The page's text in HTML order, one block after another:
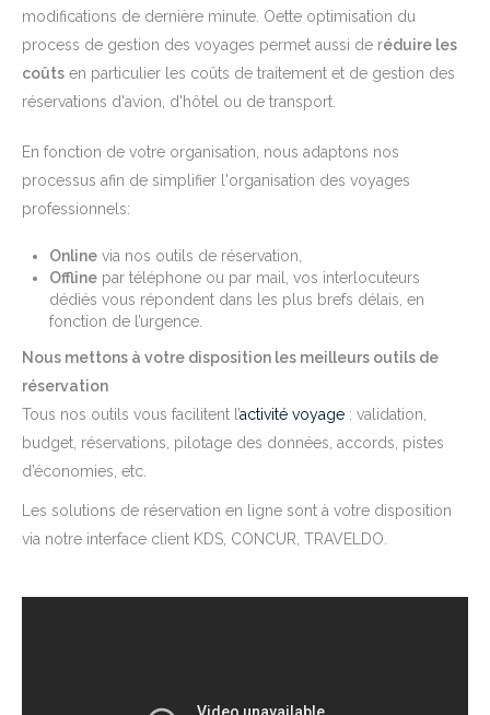
modifications de dernière minute. Oette optimisation du
process de gestion des voyages permet aussi de réduire les
coûts en particulier les coûts de traitement et de gestion des
réservations d'avion, d'hôtel ou de transport.
En fonction de votre organisation, nous adaptons nos
processus afin de simplifier l'organisation des voyages
professionnels:
Online via nos outils de réservation,
Offline par téléphone ou par mail, vos interlocuteurs
dédiés vous répondent dans les plus brefs délais, en
fonction de l’urgence.
Nous mettons à votre disposition les meilleurs outils de
réservation
Tous nos outils vous facilitent l’activité voyage : validation,
budget, réservations, pilotage des données, accords, pistes
d’économies, etc.
Les solutions de réservation en ligne sont à votre disposition
via notre interface client KDS, CONCUR, TRAVELDO.